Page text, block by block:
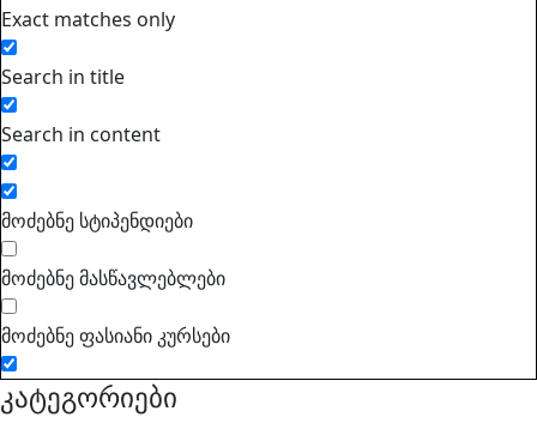
Exact matches only
Search in title
Search in content
მოძებნე სტიპენდიები
მოძებნე მასწავლებლები
მოძებნე ფასიანი კურსები
კატეგორიები